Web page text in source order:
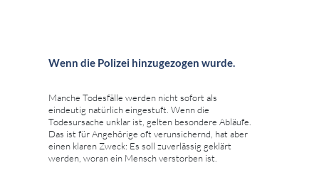
Wenn die Polizei hinzugezogen wurde.
Manche Todesfälle werden nicht sofort als
eindeutig natürlich eingestuft. Wenn die
Todesursache unklar ist, gelten besondere Abläufe.
Das ist für Angehörige oft verunsichernd, hat aber
einen klaren Zweck: Es soll zuverlässig geklärt
werden, woran ein Mensch verstorben ist.